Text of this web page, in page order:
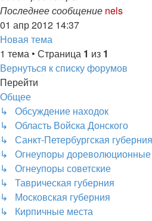
Последнее сообщение nels
01 апр 2012 14:37
Новая тема
1 тема • Страница 1 из 1
Вернуться к списку форумов
Перейти
Общее
↳ Обсуждение находок
↳ Область Войска Донского
↳ Санкт-Петербургская губерния
↳ Огнеупоры дореволюционные
↳ Огнеупоры советские
↳ Таврическая губерния
↳ Московская губерния
↳ Кирпичные места